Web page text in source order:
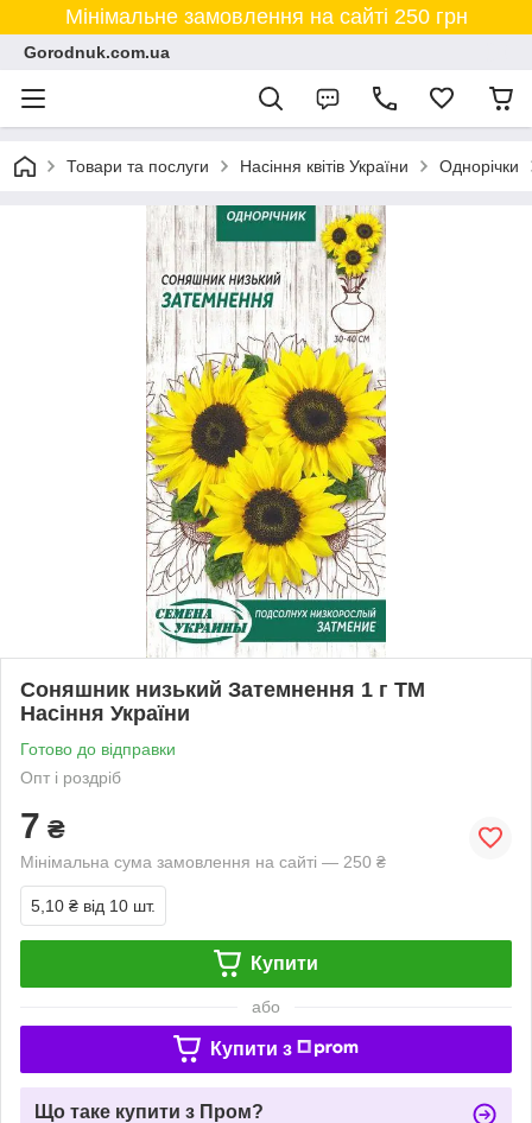
Мінімальне замовлення на сайті 250 грн
Gorodnuk.com.ua
Товари та послуги Насіння квітів України Однорічки
Соняшник низький Затемнення 1 г ТМ
Насіння України
Готово до відправки
Опт і роздріб
7 ₴
Мінімальна сума замовлення на сайті — 250 ₴
5,10 ₴ від 10 шт.
Купити
або
Купити з
Що таке купити з Пром?